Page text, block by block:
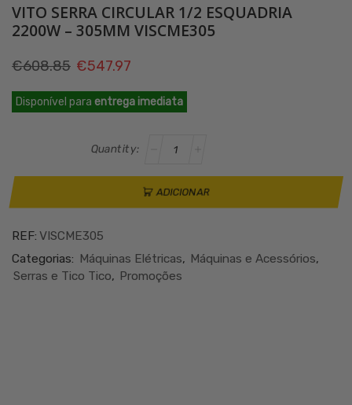
VITO SERRA CIRCULAR 1/2 ESQUADRIA
2200W – 305MM VISCME305
€608.85 O
preço
original
€608.85.
€547.97
preço
atual
€547.97.
Disponível para entrega imediata
SERRA
2200W
-
305MM
ADICIONAR
REF: VISCME305
Categorias: Máquinas Elétricas, Máquinas e Acessórios,
Serras e Tico Tico, Promoções